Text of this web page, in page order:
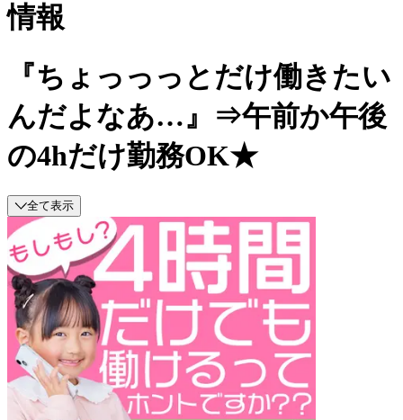
情報
『ちょっっっとだけ働きたい
んだよなあ…』⇒午前か午後
の4hだけ勤務OK★
全て表示